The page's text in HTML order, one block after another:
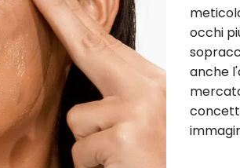
occhi
anche